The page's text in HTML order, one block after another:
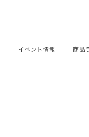
イベント情報 商品